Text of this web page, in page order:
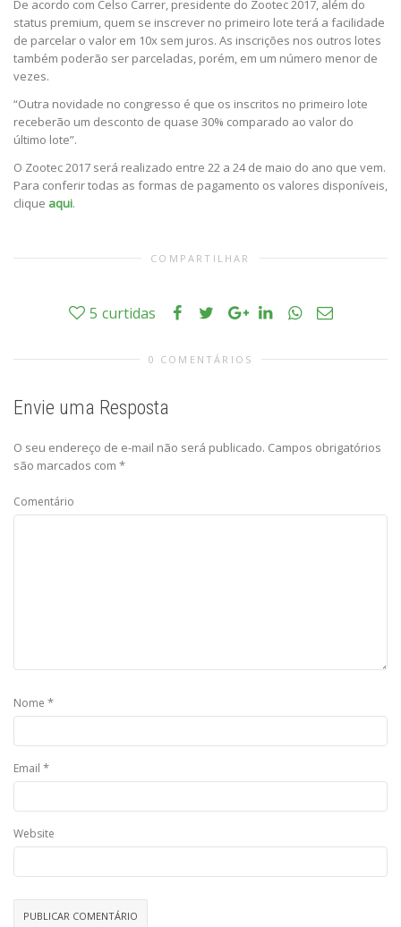
De acordo com Celso Carrer, presidente do Zootec 2017, além do
status premium, quem se inscrever no primeiro lote terá a facilidade
de parcelar o valor em 10x sem juros. As inscrições nos outros lotes
também poderão ser parceladas, porém, em um número menor de
vezes.
“Outra novidade no congresso é que os inscritos no primeiro lote
receberão um desconto de quase 30% comparado ao valor do
último lote”.
O Zootec 2017 será realizado entre 22 a 24 de maio do ano que vem.
Para conferir todas as formas de pagamento os valores disponíveis,
clique aqui.
COMPARTILHAR
5 curtidas
0 COMENTÁRIOS
Envie uma Resposta
O seu endereço de e-mail não será publicado. Campos obrigatórios
são marcados com *
Comentário
Nome *
Email *
Website